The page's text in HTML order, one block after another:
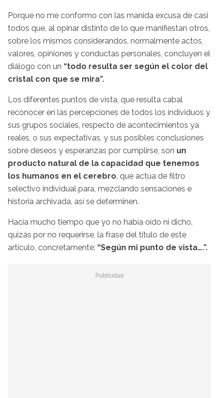
Porque no me conformo con las manida excusa de casi
todos que, al opinar distinto de lo que manifiestan otros,
sobre los mismos considerandos, normalmente actos,
valores, opiniones y conductas personales, concluyen el
diálogo con un “todo resulta ser según el color del
cristal con que se mira”.
Los diferentes puntos de vista, que resulta cabal
reconocer en las percepciones de todos los individuos y
sus grupos sociales, respecto de acontecimientos ya
reales, o sus expectativas, y sus posibles conclusiones
sobre deseos y esperanzas por cumplirse, son un
producto natural de la capacidad que tenemos
los humanos en el cerebro, que actúa de filtro
selectivo individual para, mezclando sensaciones e
historia archivada, así se determinen.
Hacía mucho tiempo que yo no había oído ni dicho,
quizás por no requerirse, la frase del título de este
articulo, concretamente: “Según mi punto de vista….”.